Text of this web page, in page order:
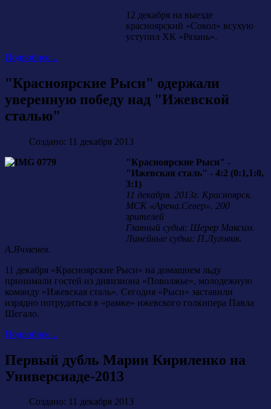
12 декабря на выезде
красноярский «Сокол» всухую
уступил ХК «Рязань».
Подробнее...
"Красноярские Рыси" одержали
уверенную победу над "Ижевской
сталью"
Создано: 11 декабря 2013
"Красноярские Рыси" -
"Ижевская сталь" - 4:2 (0:1,1:0,
3:1)
11 декабря. 2013г. Красноярск.
МСК «Арена.Север». 200
зрителей
Главный судья: Шерер Максим.
Линейные судьи: П.Луговик.
А.Ячменев.
11 декабря «Красноярские Рыси» на домашнем льду
принимали гостей из дивизиона «Поволжье», молодежную
команду «Ижевская сталь». Сегодня «Рыси» заставили
изрядно потрудиться в «рамке» ижевского голкипера Павла
Шегало.
Подробнее...
Первый дубль Марии Кириленко на
Универсиаде-2013
Создано: 11 декабря 2013